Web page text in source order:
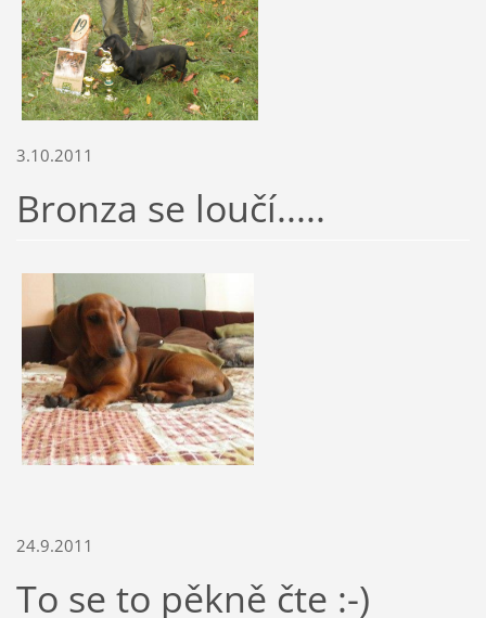
3.10.2011
Bronza se loučí.....
24.9.2011
To se to pěkně čte :-)